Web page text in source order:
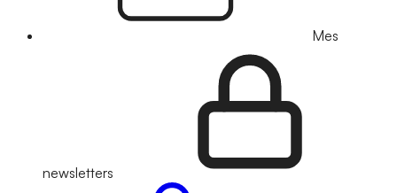
Mes
newsletters